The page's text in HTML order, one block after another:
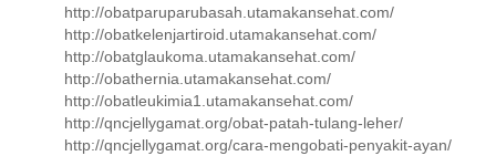
http://obatparuparubasah.utamakansehat.com/
http://obatkelenjartiroid.utamakansehat.com/
http://obatglaukoma.utamakansehat.com/
http://obathernia.utamakansehat.com/
http://obatleukimia1.utamakansehat.com/
http://qncjellygamat.org/obat-patah-tulang-leher/
http://qncjellygamat.org/cara-mengobati-penyakit-ayan/